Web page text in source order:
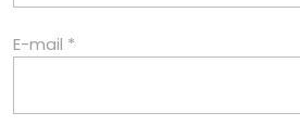
E-mail *